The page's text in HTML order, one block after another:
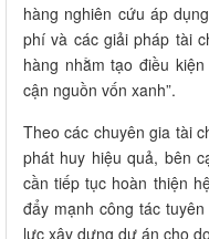
hàng nghiên cứu áp
phí và các giải pháp tài
hàng nhằm tạo điều
cận nguồn vốn xanh”.
Theo các chuyên gia tài
phát huy hiệu quả, bên
cần tiếp tục hoàn thiện
đẩy mạnh công tác
lực xây dựng dự án cho